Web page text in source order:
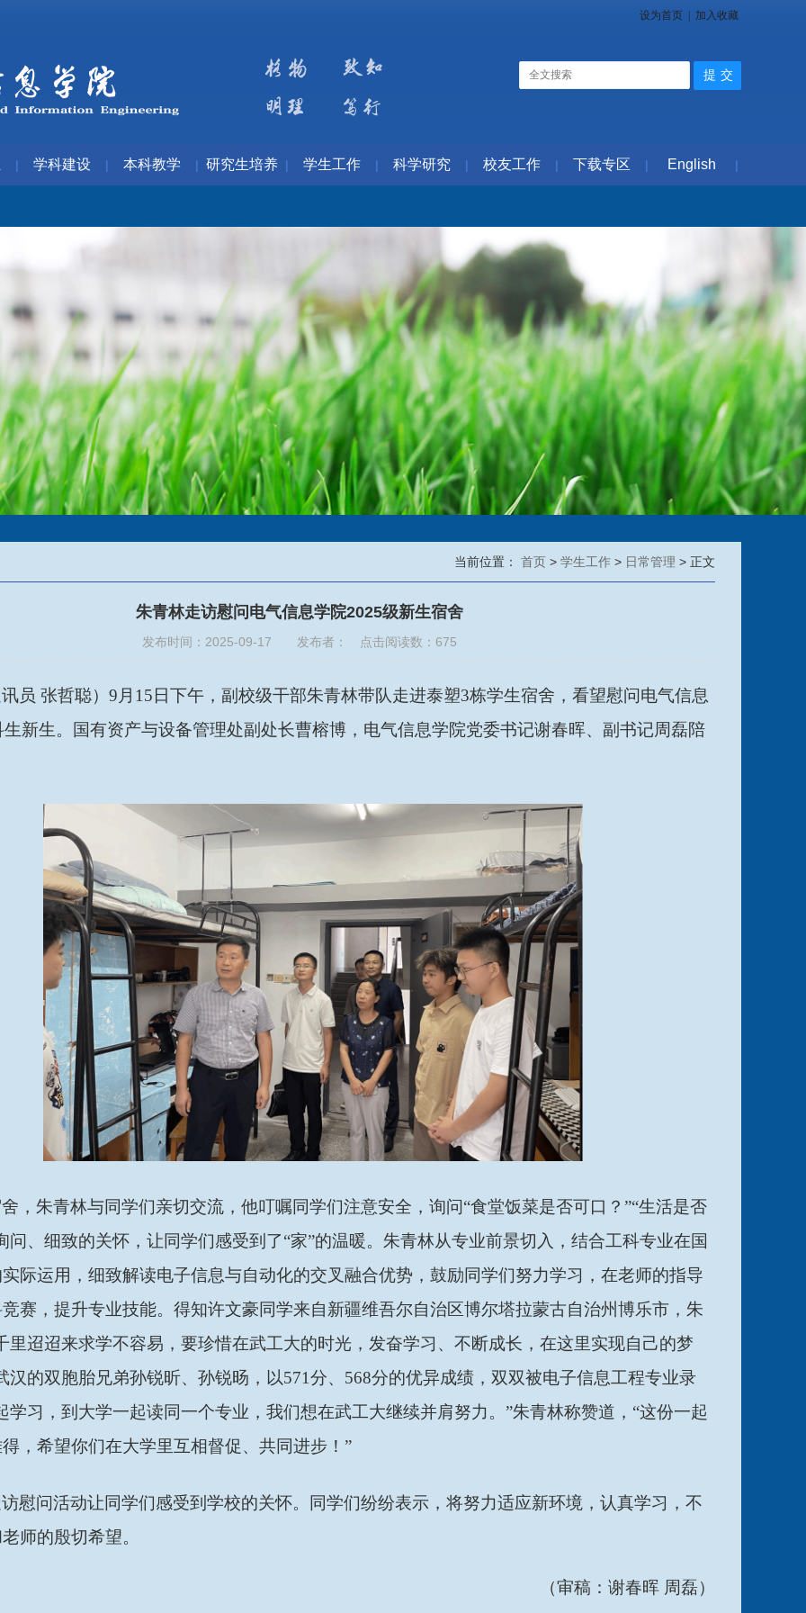
设为首页 加入收藏
| 学科建设 | 本科教学 | 研究生培养 | 学生工作 | 科学研究 | 校友工作 | 下载专区 | English |
当前位置： 首页 > 学生工作 > 日常管理 > 正文
朱青林走访慰问电气信息学院2025级新生宿舍
发布时间：2025-09-17 发布者： 点击阅读数： 675
员 张哲聪） 9月15日下午，副校级干部朱青林带队走进泰塑3栋学生宿舍，看望慰问电气信息
生新生。国有资产与设备管理处副处长曹榕博，电气信息学院党委书记谢春晖、副书记周磊陪
，朱青林与同学们亲切交流，他叮嘱同学们注意安全，询问“食堂饭菜是否可口？”“生活是否
问、细致的关怀，让同学们感受到了“家”的温暖。朱青林从专业前景切入，结合工科专业在国
际运用，细致解读电子信息与自动化的交叉融合优势，鼓励同学们努力学习，在老师的指导
赛，提升专业技能。得知许文豪同学来自新疆维吾尔自治区博尔塔拉蒙古自治州博乐市，朱
里迢迢来求学不容易，要珍惜在武工大的时光，发奋学习、不断成长，在这里实现自己的梦
汉的双胞胎兄弟孙锐昕、孙锐旸，以571分、568分的优异成绩，双双被电子信息工程专业录
学习，到大学一起读同一个专业，我们想在武工大继续并肩努力。”朱青林称赞道，“这份一起
，希望你们在大学里互相督促、共同进步！”
慰问活动让同学们感受到学校的关怀。同学们纷纷表示，将努力适应新环境，认真学习，不
师的殷切希望。
（审稿：谢春晖 周磊）